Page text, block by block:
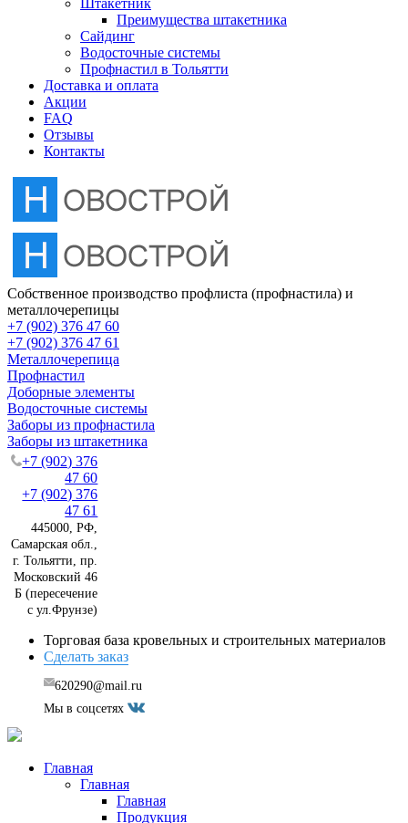
Штакетник
Преимущества штакетника
Сайдинг
Водосточные системы
Профнастил в Тольятти
Доставка и оплата
Акции
FAQ
Отзывы
Контакты
Водосточные системы
Профнастил в Тольятти
Собственное производство профлиста (профнастила) и
металлочерепицы
+7 (902) 376 47 60
+7 (902) 376 47 61
Металлочерепица
Профнастил
Доборные элементы
Водосточные системы
Заборы из профнастила
Заборы из штакетника
+7 (902) 376
47 60
+7 (902) 376
47 61
445000, РФ,
Самарская обл.,
г. Тольятти, пр.
Московский 46
Б (пересечение
с ул.Фрунзе)
Торговая база кровельных и строительных материалов
Сделать заказ
620290@mail.ru
Мы в соцсетях
Главная
Главная
Главная
Продукция